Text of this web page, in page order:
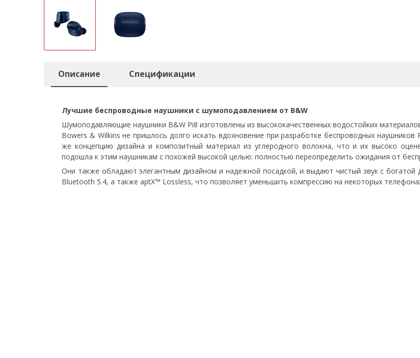
Описание Спецификации
Лучшие беспроводные наушники с шумоподавлением от B&W
Шумоподавляющие наушники B&W Pi8 изготовлены из высококачественных водостойких
Bowers & Wilkins не пришлось долго искать вдохновение при разработке беспроводных
же концепцию дизайна и композитный материал из углеродного волокна, что и их высоко
подошла к этим наушникам с похожей высокой целью: полностью переопределить ожидания от
Они также обладают элегантным дизайном и надежной посадкой, и выдают чистый звук с богатой
Bluetooth 5.4, а также aptX™ Lossless, что позволяет уменьшить компрессию на некоторых